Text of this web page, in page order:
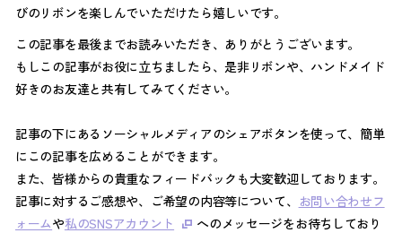
びのリボンを楽しんでいただけたら嬉しいです。
この記事を最後までお読みいただき、ありがとうございます。
もしこの記事がお役に立ちましたら、是非リボンや、ハンドメイド
好きのお友達と共有してみてください。
記事の下にあるソーシャルメディアのシェアボタンを使って、簡単
にこの記事を広めることができます。
また、皆様からの貴重なフィードバックも大変歓迎しております。
記事に対するご感想や、ご希望の内容等について、 お問い合わせフ
ォームや私のSNSアカウント
へのメッセージをお待ちしており